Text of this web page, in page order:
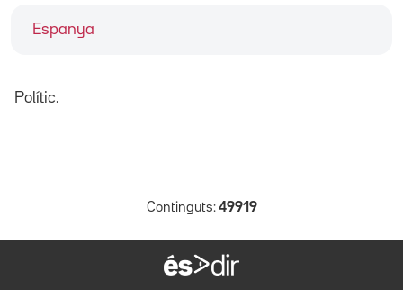
Espanya
Polític.
Continguts: 49919